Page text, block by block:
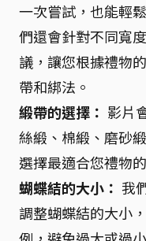
一次嘗試，也能輕
們還會針對不同寬
議，讓您根據禮物
帶和綁法。
緞帶的選擇： 影片
絲緞、棉緞、磨砂
選擇最適合您禮物
蝴蝶結的大小： 我
調整蝴蝶結的大小